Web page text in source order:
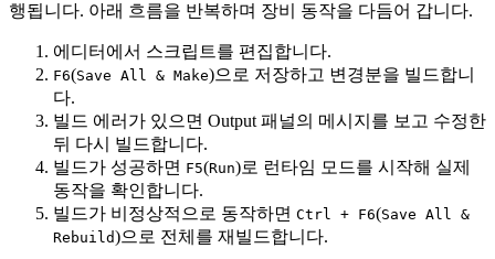
행됩니다. 아래 흐름을 반복하며 장비 동작을 다듬어 갑니다.
에디터에서 스크립트를 편집합니다.
F6(Save All & Make)으로 저장하고 변경분을 빌드합니
다.
빌드 에러가 있으면 Output 패널의 메시지를 보고 수정한
뒤 다시 빌드합니다.
빌드가 성공하면 F5(Run)로 런타임 모드를 시작해 실제
동작을 확인합니다.
빌드가 비정상적으로 동작하면 Ctrl + F6(Save All &
Rebuild)으로 전체를 재빌드합니다.